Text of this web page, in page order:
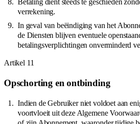
Betaling dient steeds te geschieden
verrekening.
In geval van beëindiging van het
de Diensten blijven eventuele
betalingsverplichtingen onverminderd
Artikel 11
Opschorting en ontbinding
Indien de Gebruiker niet voldoet aan
voortvloeit uit deze Algemene